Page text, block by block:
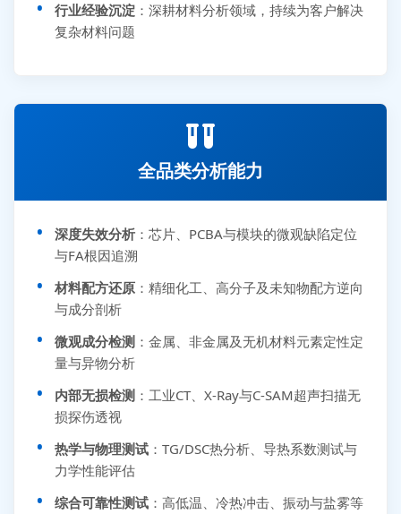
行业经验沉淀 ：深耕材料分析领域，持续为客户解决
复杂材料问题
全品类分析能力
深度失效分析 ：芯片、PCBA与模块的微观缺陷定位
与FA根因追溯
材料配方还原 ：精细化工、高分子及未知物配方逆向
与成分剖析
微观成分检测 ：金属、非金属及无机材料元素定性定
量与异物分析
内部无损检测 ：工业CT、X-Ray与C-SAM超声扫描无
损探伤透视
热学与物理测试 ：TG/DSC热分析、导热系数测试与
力学性能评估
综合可靠性测试 ：高低温、冷热冲击、振动与盐雾等